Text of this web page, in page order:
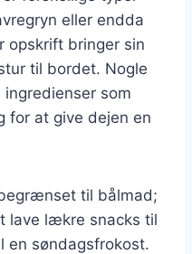
eller endda
opskrift bringer sin
til bordet. Nogle
som
for at give dejen en
til bålmad;
lave lækre snacks til
en søndagsfrokost.